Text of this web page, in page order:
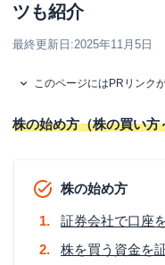
ツも紹介
最終更新日:2025年11月5日
このページにはPRリンク
株の始め方（株の買い
株の始め方
証券会社で口座
株を買う資金を